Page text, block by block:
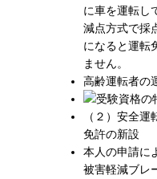
に車を運転し
減点方式で採
になると運転
ません。
高齢運転者の
（２）安全
免許の新設
本人の申請に
被害軽減ブレ